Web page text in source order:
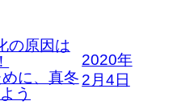
の原因は
に、真冬
う
2020年
2月4日